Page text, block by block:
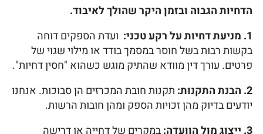
הדחיות הגבוה ובזמן היקר שהולך לאיבוד.
1. מניעת דחיות על רקע טכני:
ועדת הספקים דוחה
בקשות רבות בשל חוסר במסמך בודד או מילוי שגוי של
פרטים. עורך דין מוודא שהתיק מוגש כשהוא "חסין דחיות".
2. הבנת התקנות:
תקנות חובת המכרזים הן סבוכות. אנחנו
יודעים בדיוק מהן זכויות הספק ומהן חובות הרשות.
3. ייצוג מול הוועדה:
במקרים של דחייה או דרישה